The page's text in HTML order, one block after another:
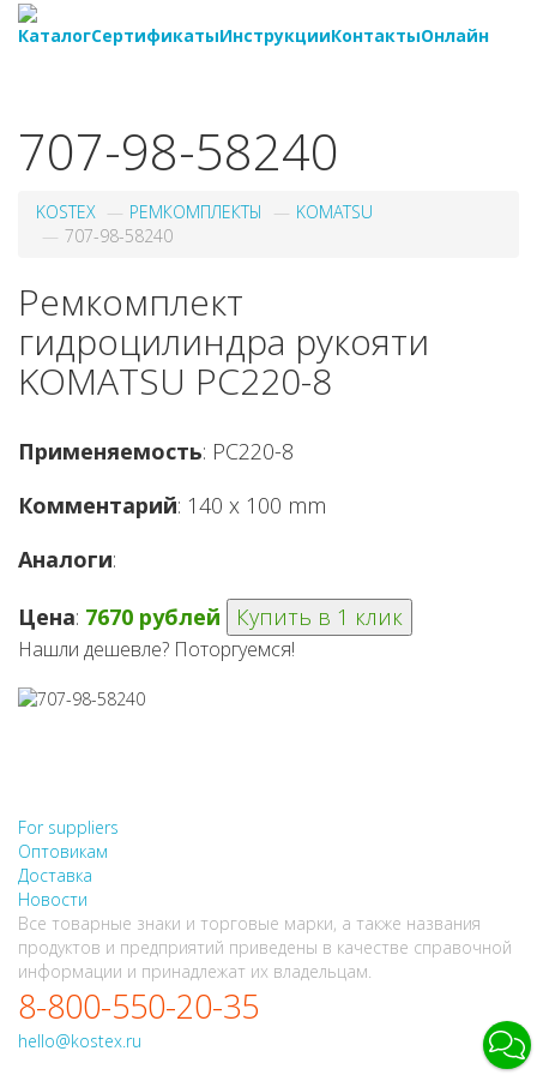
КаталогСертификатыИнструкцииКонтактыОнлайн
707-98-58240
KOSTEX РЕМКОМПЛЕКТЫ
KOMATSU
707-98-58240
Ремкомплект
гидроцилиндра рукояти
KOMATSU PC220-8
Применяемость: PC220-8
Комментарий: 140 x 100 mm
Аналоги:
Цена: 7670 рублей Купить в 1 клик
Нашли дешевле? Поторгуемся!
For suppliers
Оптовикам
Доставка
Новости
Все товарные знаки и торговые марки, а также названия
продуктов и предприятий приведены в качестве справочной
информации и принадлежат их владельцам.
8-800-550-20-35
hello@kostex.ru